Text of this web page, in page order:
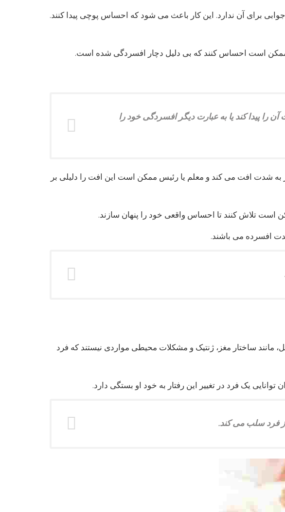
برای آن ندارد. این کار باعث می شود که احساس پوچی پیدا کنند.
است احساس کنند که بی دلیل دچار افسردگی شده است.
را پیدا کند یا به عبارت دیگر افسردگی خود را
شدت افت می کند و معلم یا رئیس ممکن است این افت را دلیلی بر
است تلاش کنند تا احساس واقعی خود را پنهان سازند.
افسرده می باشند.
مانند ساختار مغز، ژنتیک و مشکلات محیطی مواردی نیستند که فرد
یک فرد در تغییر این رفتار به خود او بستگی دارد.
فرد سلب می کند.